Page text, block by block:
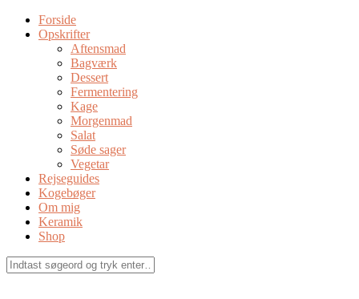
Forside
Opskrifter
Aftensmad
Bagværk
Dessert
Fermentering
Kage
Morgenmad
Salat
Søde sager
Vegetar
Rejseguides
Kogebøger
Om mig
Keramik
Shop